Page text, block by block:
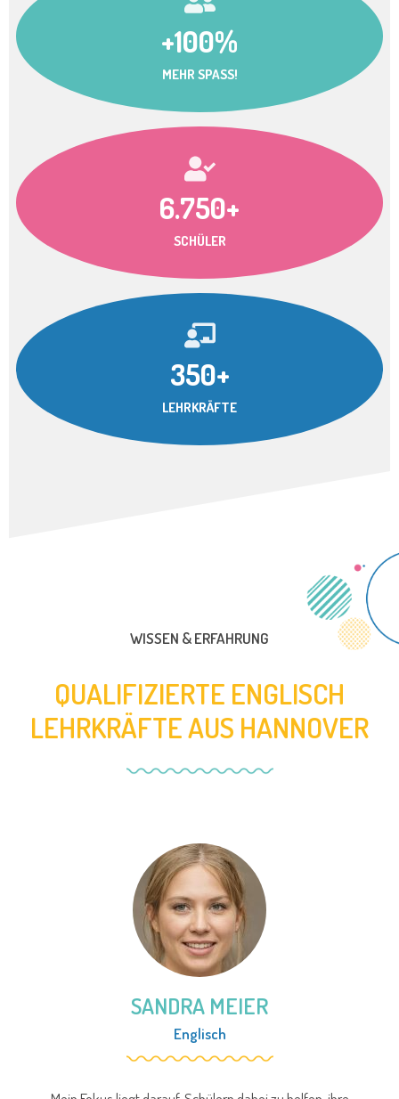
+100%
MEHR SPASS!
6.750+
SCHÜLER
350+
LEHRKRÄFTE
WISSEN & ERFAHRUNG
QUALIFIZIERTE ENGLISCH
LEHRKRÄFTE AUS HANNOVER
SANDRA MEIER
Englisch